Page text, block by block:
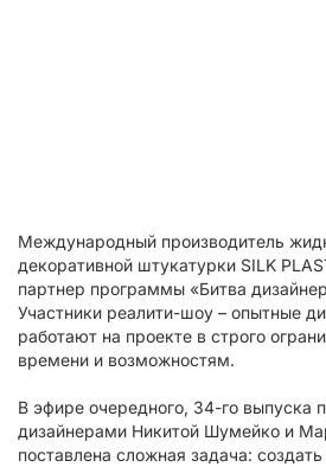
Международный производитель
декоративной штукатурки SILK
партнер программы «Битва
Участники реалити-шоу – опытные
работают на проекте в строго
времени и возможностям.
В эфире очередного, 34-го выпуска
дизайнерами Никитой Шумейко и
поставлена сложная задача: